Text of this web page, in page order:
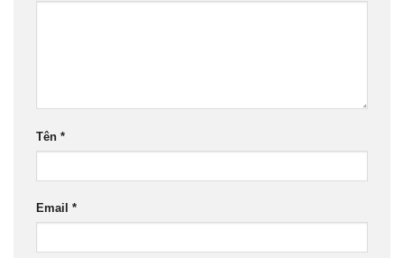
Tên *
Email *